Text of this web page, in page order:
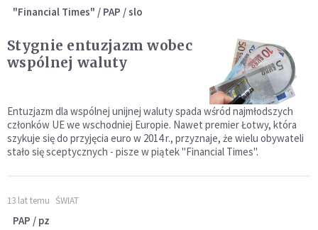
"Financial Times" / PAP / slo
Stygnie entuzjazm wobec
wspólnej waluty
Entuzjazm dla wspólnej unijnej waluty spada wśród najmłodszych
członków UE we wschodniej Europie. Nawet premier Łotwy, która
szykuje się do przyjęcia euro w 2014 r., przyznaje, że wielu obywateli
stało się sceptycznych - pisze w piątek "Financial Times".
13 lat temu ŚWIAT
PAP / pz